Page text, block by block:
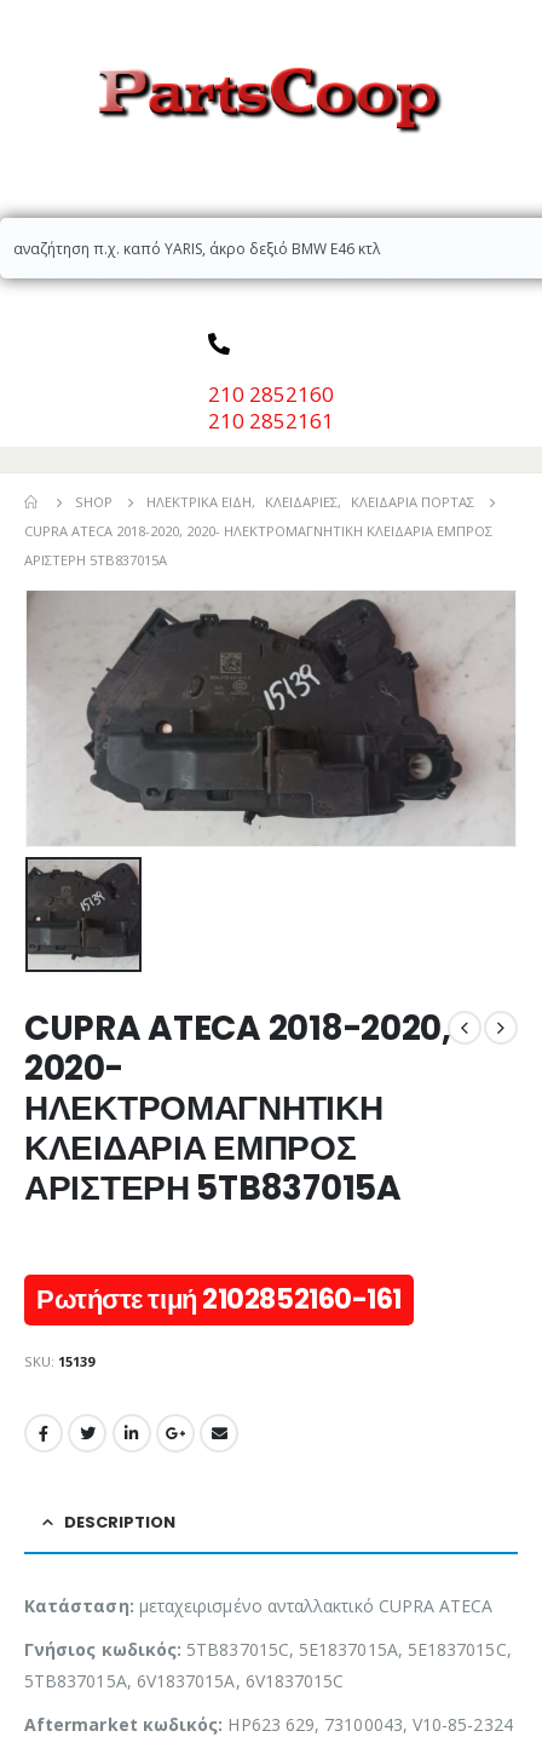
210 2852160
210 2852161
SHOP ΗΛΕΚΤΡΙΚΆ ΕΊΔΗ, ΚΛΕΙΔΑΡΙΈΣ,
ΚΛΕΙΔΑΡΙΆ ΠΌΡΤΑΣ
CUPRA ATECA 2018-2020, 2020- ΗΛΕΚΤΡΟΜΑΓΝΗΤΙΚΗ ΚΛΕΙΔΑΡΙΑ ΕΜΠΡΟΣ
ΑΡΙΣΤΕΡΗ 5TB837015A
CUPRA ATECA 2018-2020,
2020-
ΗΛΕΚΤΡΟΜΑΓΝΗΤΙΚΗ
ΚΛΕΙΔΑΡΙΑ ΕΜΠΡΟΣ
ΑΡΙΣΤΕΡΗ 5TB837015A
Ρωτήστε τιμή 2102852160-161
SKU: 15139
DESCRIPTION
Κατάσταση: μεταχειρισμένο ανταλλακτικό CUPRA ATECA
Γνήσιος κωδικός: 5TB837015C, 5E1837015A, 5E1837015C,
5TB837015A, 6V1837015A, 6V1837015C
Aftermarket κωδικός: HP623 629, 73100043, V10-85-2324